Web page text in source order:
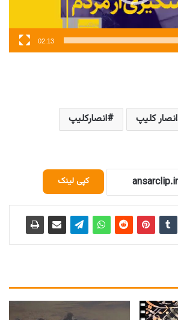
02:13
انصار کلیپ
انصارکلیپ
کپی لینک